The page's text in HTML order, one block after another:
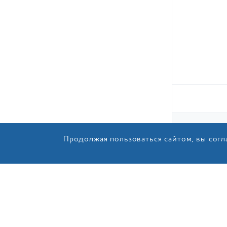
044
по
Продолжая пользоваться сайтом, вы